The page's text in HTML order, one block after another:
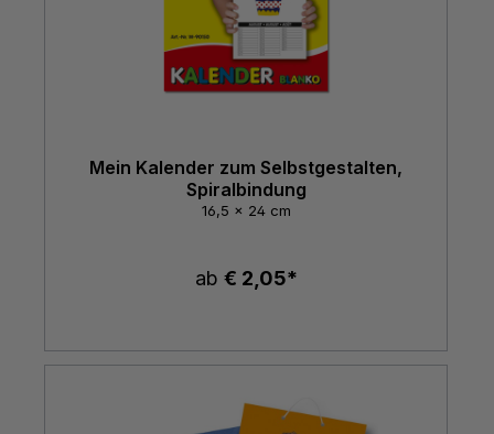
Mein Kalender zum Selbstgestalten,
Spiralbindung
16,5 x 24 cm
ab € 2,05*